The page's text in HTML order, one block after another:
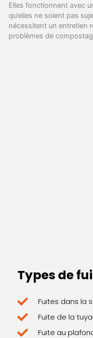
Elles fonctionnent avec
qu’elles ne soient pas
nécessitent un entretien
problèmes de
Types de
Fuites dans la
Fuite de la
Fuite au